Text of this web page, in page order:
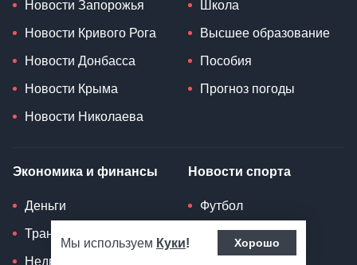
Мы используем Куки! Хорошо
Новости Запорожья
Новости Кривого Рога
Новости Донбасса
Новости Крыма
Новости Николаева
Школа
Высшее образование
Пособия
Прогноз погоды
Экономика и финансы
Деньги
Транспорт
Недвижимость
Новости спорта
Футбол
Бокс